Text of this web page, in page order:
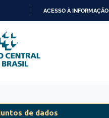
PARA
O
CONTEÚDO
ACESSO À INFORMAÇÃO
de dados